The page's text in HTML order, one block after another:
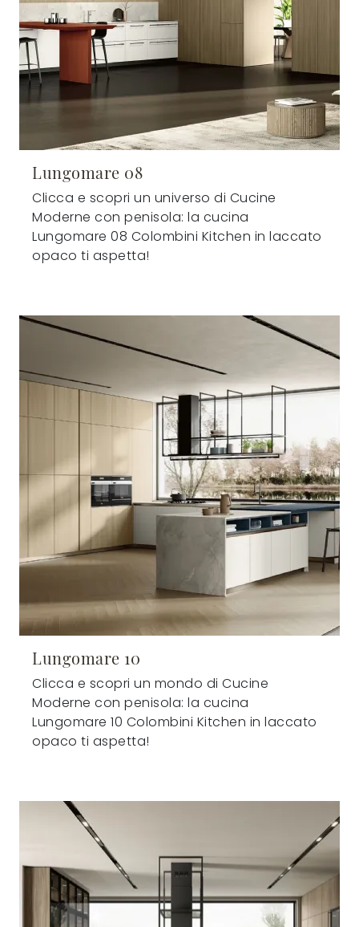
Lungomare 08
Clicca e scopri un universo di Cucine
Moderne con penisola: la cucina
Lungomare 08 Colombini Kitchen in laccato
opaco ti aspetta!
Lungomare 10
Clicca e scopri un mondo di Cucine
Moderne con penisola: la cucina
Lungomare 10 Colombini Kitchen in laccato
opaco ti aspetta!